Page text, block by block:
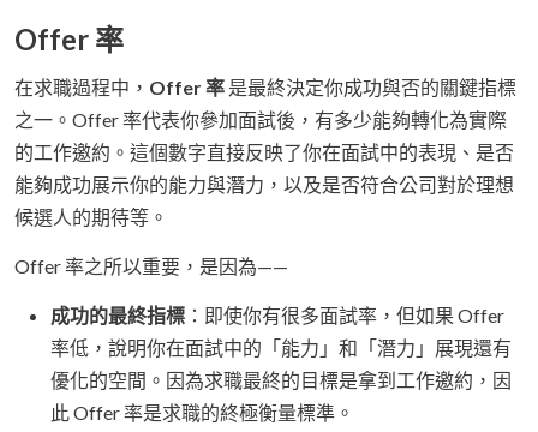
Offer 率
在求職過程中， Offer 率 是最終決定你成功與否的關鍵指標
之一。Offer 率代表你參加面試後，有多少能夠轉化為實際
的工作邀約。這個數字直接反映了你在面試中的表現、是否
能夠成功展示你的能力與潛力，以及是否符合公司對於理想
候選人的期待等。
Offer 率之所以重要，是因為——
成功的最終指標 ：即使你有很多面試率，但如果 Offer
率低，說明你在面試中的「能力」和「潛力」展現還有
優化的空間。因為求職最終的目標是拿到工作邀約，因
此 Offer 率是求職的終極衡量標準。